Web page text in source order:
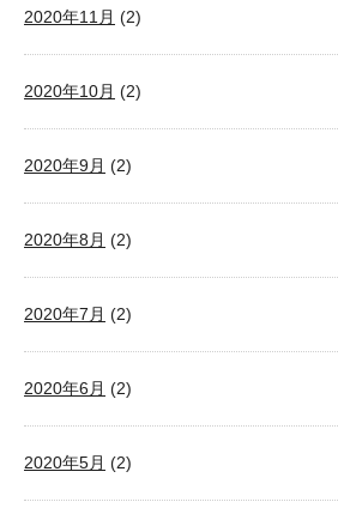
2020年11月 (2)
2020年10月 (2)
2020年9月 (2)
2020年8月 (2)
2020年7月 (2)
2020年6月 (2)
2020年5月 (2)